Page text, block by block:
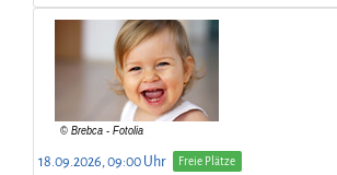
18.09.2026, 09:00 Uhr Freie Plätze